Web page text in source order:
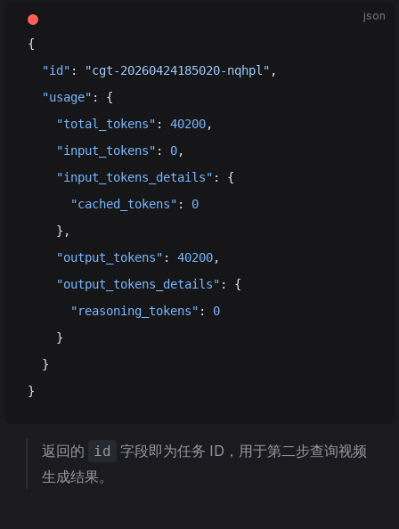
json
{
  "id"
: "cgt-20260424185020-nqhpl" ,
  "usage"
: {
    "total_tokens"
: 40200,
    "input_tokens"
: 0,
    "input_tokens_details"
: {
      "cached_tokens"
: 0
    },
    "output_tokens"
: 40200,
    "output_tokens_details"
: {
      "reasoning_tokens"
: 0
    }
  }
}
返回的 id
字段即为任务 ID，用于第二步查询视频
生成结果。